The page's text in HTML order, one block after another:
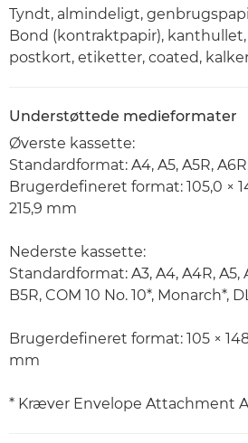
Tyndt, almindeligt,
Bond (kontraktpapir),
postkort, etiketter, coated,
Understøttede medieformater
Øverste kassette:
Standardformat: A4, A5, A5R,
Brugerdefineret format: 105,0 ×
215,9 mm
Nederste kassette:
Standardformat: A3, A4, A4R, A5,
B5R, COM 10 No. 10*, Monarch*,
Brugerdefineret format: 105 ×
mm
* Kræver Envelope Attachment